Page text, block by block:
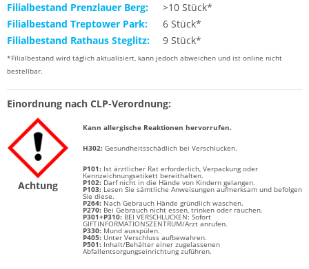
Filialbestand Prenzlauer Berg:
>10 Stück*
Filialbestand Treptower Park:
6 Stück*
Filialbestand Rathaus Steglitz:
9 Stück*
*Filialbestand wird täglich aktualisiert, kann jedoch abweichen und ist online nicht
bestellbar.
Einordnung nach CLP-Verordnung:
Achtung
Kann allergische Reaktionen hervorrufen.
H302: Gesundheitsschädlich bei Verschlucken.
P101: Ist ärztlicher Rat erforderlich, Verpackung oder
Kennzeichnungsetikett bereithalten.
P102: Darf nicht in die Hände von Kindern gelangen.
P103: Lesen Sie sämtliche Anweisungen aufmerksam und befolgen
Sie diese.
P264: Nach Gebrauch Hände gründlich waschen.
P270: Bei Gebrauch nicht essen, trinken oder rauchen.
P301+P310: BEI VERSCHLUCKEN: Sofort
GIFTINFORMATIONSZENTRUM/Arzt anrufen.
P330: Mund ausspülen.
P405: Unter Verschluss aufbewahren.
P501: Inhalt/Behälter einer zugelassenen
Abfallentsorgungseinrichtung zuführen.